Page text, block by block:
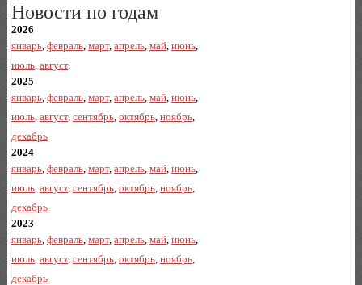
Новости по годам
2026
январь, февраль, март, апрель, май, июнь,
июль, август,
2025
январь, февраль, март, апрель, май, июнь,
июль, август, сентябрь, октябрь, ноябрь,
декабрь
2024
январь, февраль, март, апрель, май, июнь,
июль, август, сентябрь, октябрь, ноябрь,
декабрь
2023
январь, февраль, март, апрель, май, июнь,
июль, август, сентябрь, октябрь, ноябрь,
декабрь